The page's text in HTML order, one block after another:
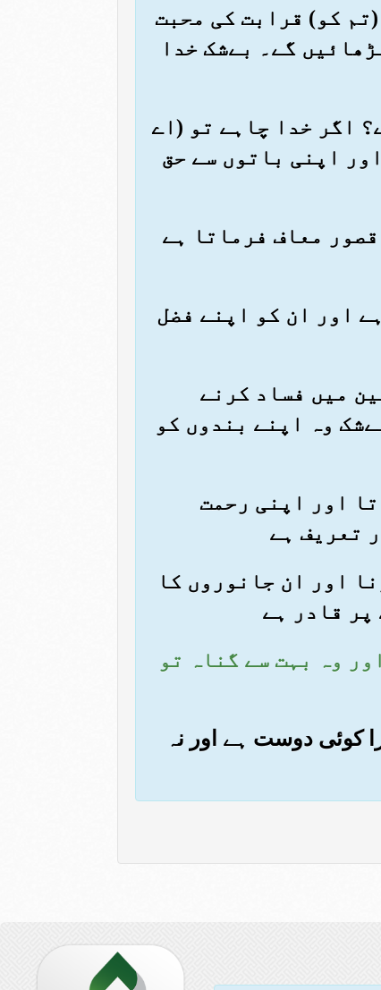
کو) قرابت کی محبت
گے۔ بےشک خدا
اگر خدا چاہے تو (اے
اپنی باتوں سے حق
قصور معاف فرماتا ہے
اور ان کو اپنے فضل
میں فساد کرنے
وہ اپنے بندوں کو
اور اپنی رحمت
تعریف ہے
اور ان جانوروں کا
پر قادر ہے
وہ بہت سے گناہ تو
کوئی دوست ہے اور نہ